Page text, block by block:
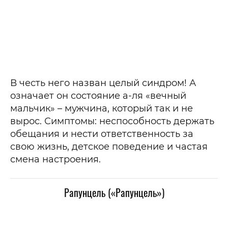
В честь него назван целый синдром! А
означает он состояние а-ля «вечный
мальчик» – мужчина, который так и не
вырос. Симптомы: неспособность держать
обещания и нести ответственность за
свою жизнь, детское поведение и частая
смена настроения.
Рапунцель («Рапунцель»)